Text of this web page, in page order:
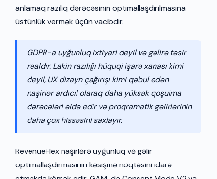
anlamaq razılıq dərəcəsinin optimallaşdırılmasına
üstünlük vermək üçün vacibdir.
GDPR-a uyğunluq ixtiyari deyil və gəlirə təsir
realdır. Lakin razılığı hüquqi işarə xanası kimi
deyil, UX dizayn çağırışı kimi qəbul edən
naşirlər ardıcıl olaraq daha yüksək qoşulma
dərəcələri əldə edir və proqramatik gəlirlərinin
daha çox hissəsini saxlayır.
RevenueFlex naşirlərə uyğunluq və gəlir
optimallaşdırmasının kəsişmə nöqtəsini idarə